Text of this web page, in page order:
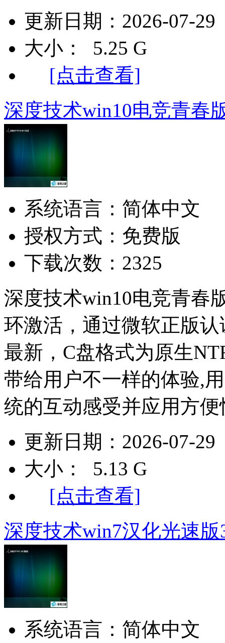
更新日期：2026-07-29
大小： 5.25 G
[点击查看]
深度技术win10电竞青春
系统语言：简体中文
授权方式：免费版
下载次数：2325
深度技术win10电竞青春
环激活，通过微软正版
最新，C盘格式为原生
带给用户不一样的体验,
统的互动感受并应用方
更新日期：2026-07-29
大小： 5.13 G
[点击查看]
深度技术win7汉化光速版
系统语言：简体中文